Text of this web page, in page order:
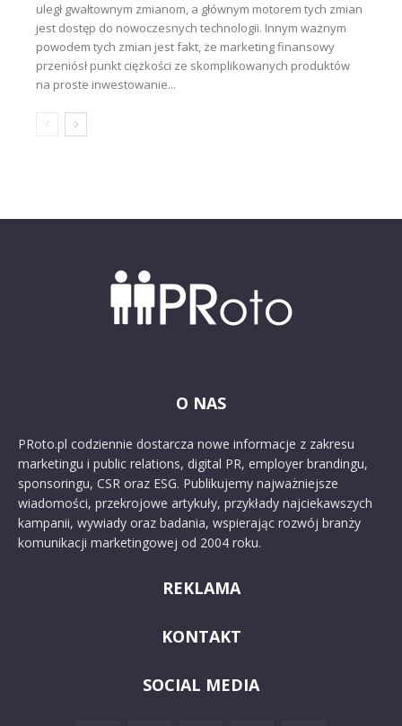
uległ gwałtownym zmianom, a głównym motorem tych zmian
jest dostęp do nowoczesnych technologii. Innym ważnym
powodem tych zmian jest fakt, że marketing finansowy
przeniósł punkt ciężkości ze skomplikowanych produktów
na proste inwestowanie...
O NAS
PRoto.pl codziennie dostarcza nowe informacje z zakresu
marketingu i public relations, digital PR, employer brandingu,
sponsoringu, CSR oraz ESG. Publikujemy najważniejsze
wiadomości, przekrojowe artykuły, przykłady najciekawszych
kampanii, wywiady oraz badania, wspierając rozwój branży
komunikacji marketingowej od 2004 roku.
REKLAMA
KONTAKT
SOCIAL MEDIA